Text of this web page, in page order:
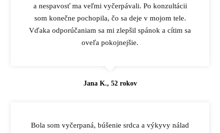
a nespavosť ma veľmi vyčerpávali. Po konzultácii
som konečne pochopila, čo sa deje v mojom tele.
Vďaka odporúčaniam sa mi zlepšil spánok a cítim sa
oveľa pokojnejšie.
Jana K., 52 rokov
Bola som vyčerpaná, búšenie srdca a výkyvy nálad